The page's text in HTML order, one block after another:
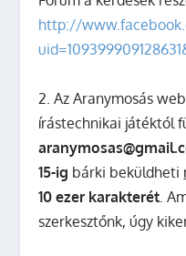
http://
2. Az Aranymosás
írástechnikai játéktól
15-ig bárki beküldheti
10 ezer karakterét .
szerkesztőnk, úgy